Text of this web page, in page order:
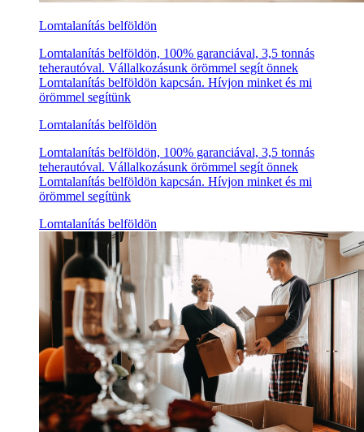
Lomtalanítás belföldön
Lomtalanítás belföldön, 100% garanciával, 3,5 tonnás
teherautóval. Vállalkozásunk örömmel segít önnek
Lomtalanítás belföldön kapcsán. Hívjon minket és mi
örömmel segítünk
Lomtalanítás belföldön
Lomtalanítás belföldön, 100% garanciával, 3,5 tonnás
teherautóval. Vállalkozásunk örömmel segít önnek
Lomtalanítás belföldön kapcsán. Hívjon minket és mi
örömmel segítünk
Lomtalanítás belföldön